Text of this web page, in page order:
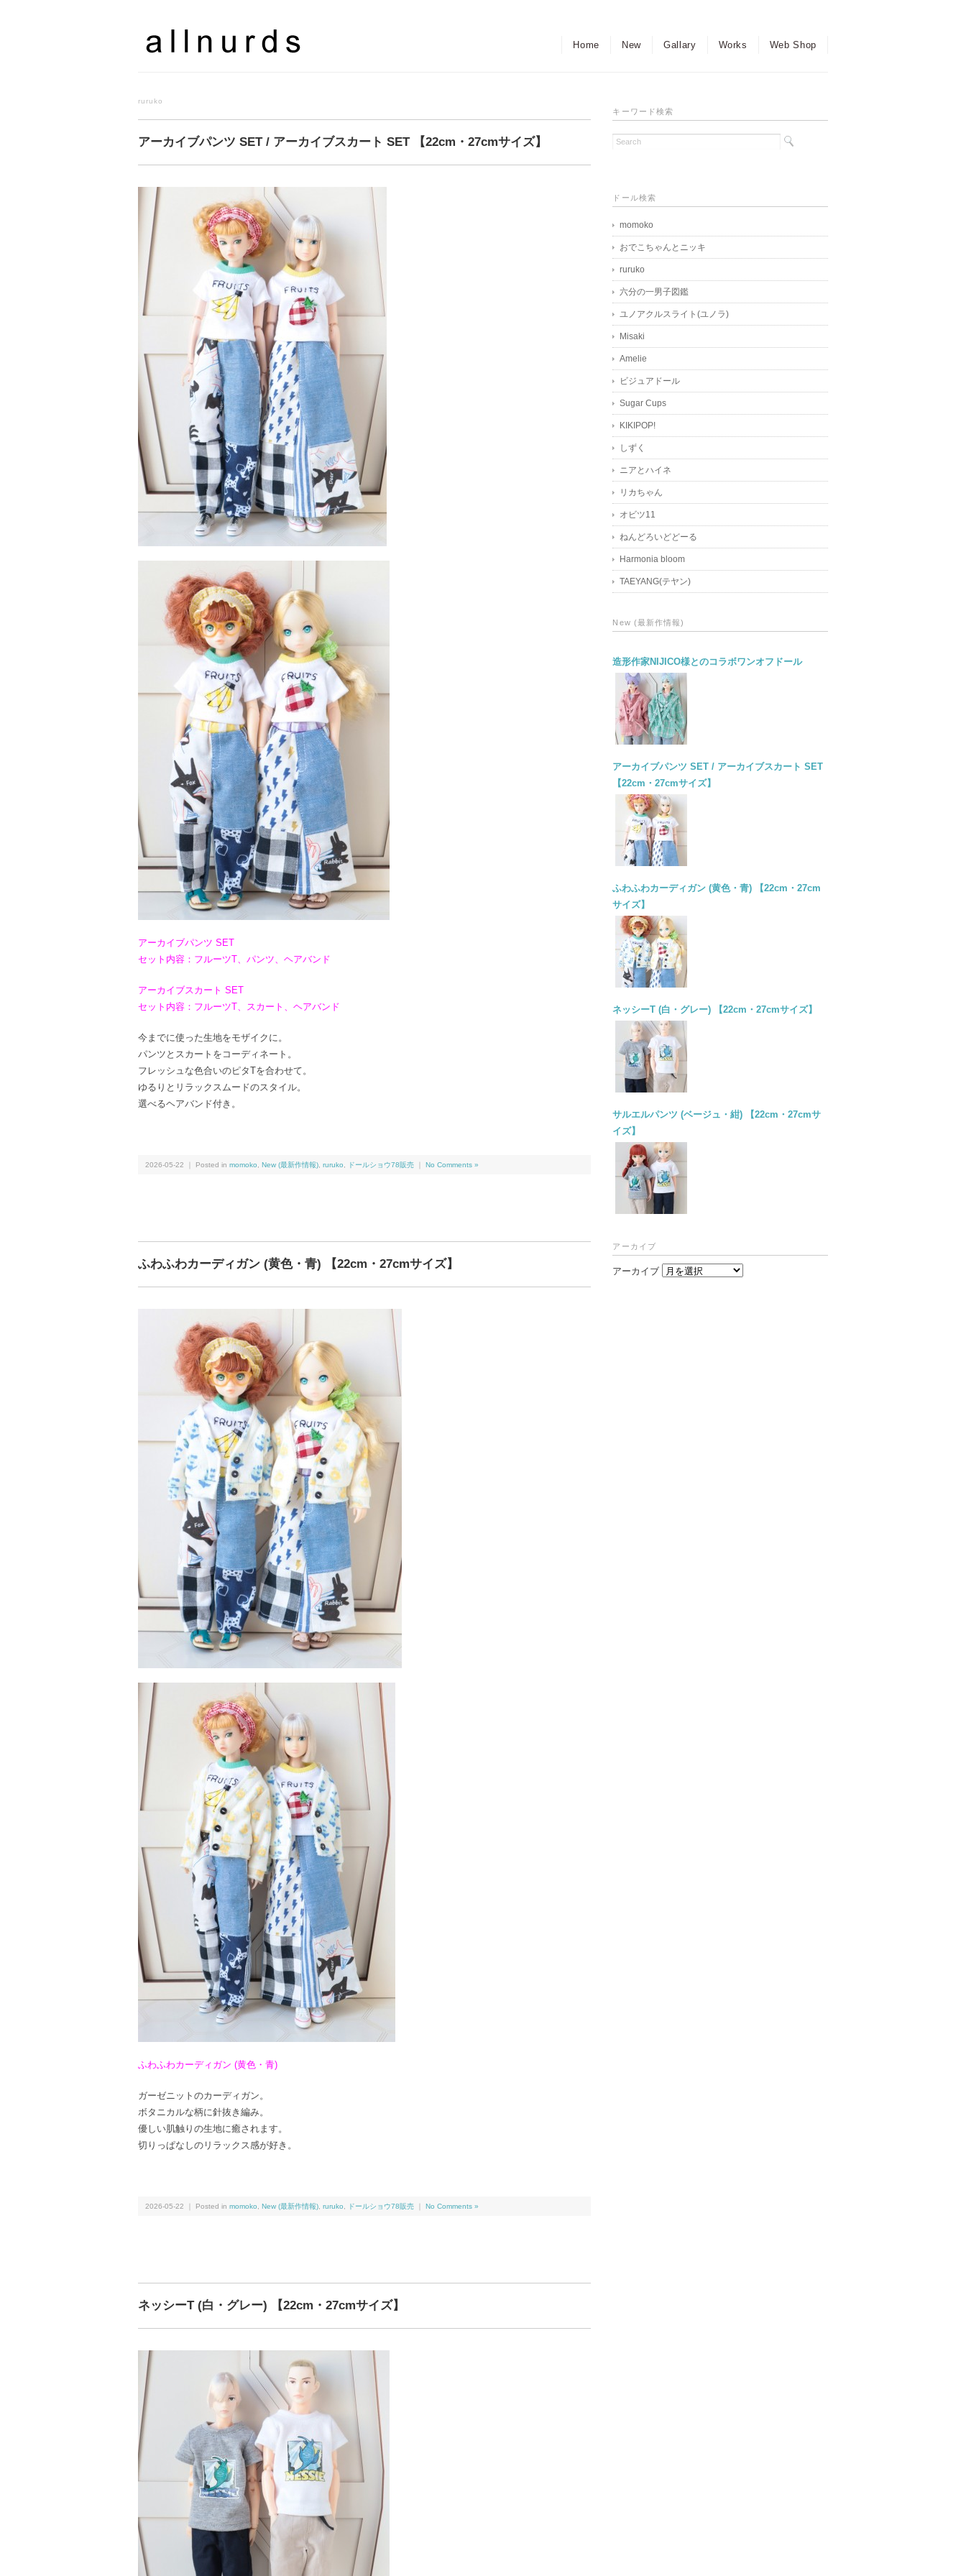
Home New Gallary Works Web Shop
ruruko
アーカイブパンツ SET / アーカイブスカート SET 【22cm・27cmサイズ】
アーカイブパンツ SET
セット内容：フルーツT、パンツ、ヘアバンド
アーカイブスカート SET
セット内容：フルーツT、スカート、ヘアバンド
今までに使った生地をモザイクに。
パンツとスカートをコーディネート。
フレッシュな色合いのピタTを合わせて。
ゆるりとリラックスムードのスタイル。
選べるヘアバンド付き。
2026-05-22 ｜ Posted in momoko New (最新作情報) ruruko ドールショウ78販売 No Comments »
ふわふわカーディガン (黄色・青) 【22cm・27cmサイズ】
ふわふわカーディガン (黄色・青)
ガーゼニットのカーディガン。
ボタニカルな柄に針抜き編み。
優しい肌触りの生地に癒されます。
切りっぱなしのリラックス感が好き。
2026-05-22 ｜ Posted in momoko New (最新作情報) ruruko ドールショウ78販売 No Comments »
ネッシーT (白・グレー) 【22cm・27cmサイズ】
キーワード検索
ドール検索
momoko
おでこちゃんとニッキ
ruruko
六分の一男子図鑑
ユノアクルスライト(ユノラ)
Misaki
Amelie
ビジュアドール
Sugar Cups
KIKIPOP!
しずく
ニアとハイネ
リカちゃん
オビツ11
ねんどろいどどーる
Harmonia bloom
TAEYANG(テヤン)
New (最新作情報)
造形作家NIJICO様とのコラボワンオフドール
アーカイブパンツ SET / アーカイブスカート SET
【22cm・27cmサイズ】
ふわふわカーディガン (黄色・青) 【22cm・27cm
サイズ】
ネッシーT (白・グレー) 【22cm・27cmサイズ】
サルエルパンツ (ベージュ・紺) 【22cm・27cmサ
イズ】
アーカイブ
アーカイブ